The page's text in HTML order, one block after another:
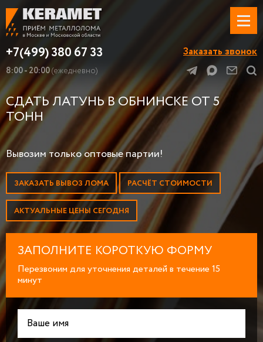
+7(499) 380 67 33
8:00 - 20:00(ежедневно)
Заказать звонок
СДАТЬ ЛАТУНЬ В ОБНИНСКЕ ОТ 5
ТОНН
Вывозим только оптовые партии!
ЗАКАЗАТЬ ВЫВОЗ ЛОМА РАСЧЁТ СТОИМОСТИ
АКТУАЛЬНЫЕ ЦЕНЫ СЕГОДНЯ
ЗАПОЛНИТЕ КОРОТКУЮ ФОРМУ
Перезвоним для уточнения деталей в течение 15
минут